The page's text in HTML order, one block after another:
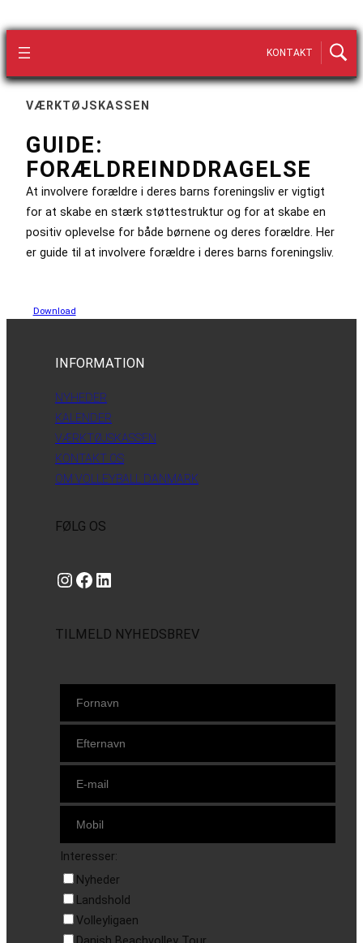
KONTAKT
VÆRKTØJSKASSEN
GUIDE:
FORÆLDREINDDRAGELSE
At involvere forældre i deres barns foreningsliv er vigtigt
for at skabe en stærk støttestruktur og for at skabe en
positiv oplevelse for både børnene og deres forældre. Her
er guide til at involvere forældre i deres barns foreningsliv.
Download
INFORMATION
NYHEDER
KALENDER
VÆRKTØJSKASSEN
KONTAKT OS
OM VOLLEYBALL DANMARK
FØLG OS
Instagram https://www.facebook.com/danishbeachvolleytour LinkedIn
TILMELD NYHEDSBREV
Interesser:
Nyheder
Landshold
Volleyligaen